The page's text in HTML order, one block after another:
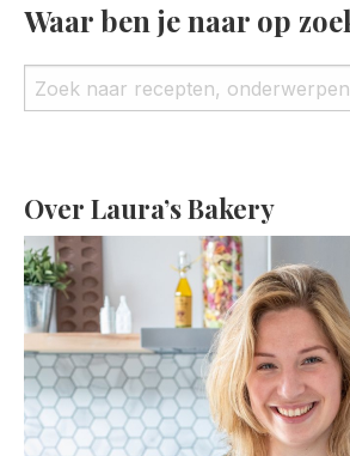
Waar ben je naar op
Over Laura’s Bakery